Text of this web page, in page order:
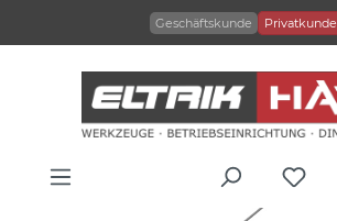
Geschäftskunde Privatkunde